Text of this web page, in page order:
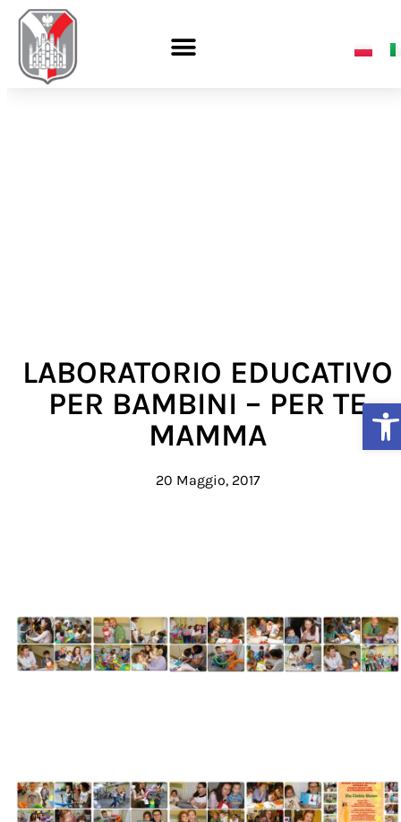
LABORATORIO EDUCATIVO
PER BAMBINI – PER TE
MAMMA
20 Maggio, 2017